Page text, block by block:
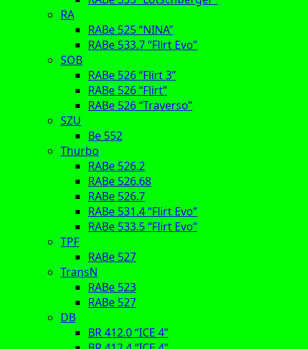
RA
RABe 525 “NINA”
RABe 533.7 “Flirt Evo”
SOB
RABe 526 “Flirt 3”
RABe 526 “Flirt”
RABe 526 “Traverso”
SZU
Be 552
Thurbo
RABe 526.2
RABe 526.68
RABe 526.7
RABe 531.4 “Flirt Evo”
RABe 533.5 “Flirt Evo”
TPF
RABe 527
TransN
RABe 523
RABe 527
DB
BR 412.0 “ICE 4”